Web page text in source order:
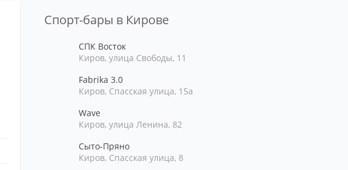
Спорт-бары в Кирове
СПК Восток
Киров, улица Свободы, 11
Fabrika 3.0
Киров, Спасская улица, 15а
Wave
Киров, улица Ленина, 82
Сыто-Пряно
Киров, Спасская улица, 8